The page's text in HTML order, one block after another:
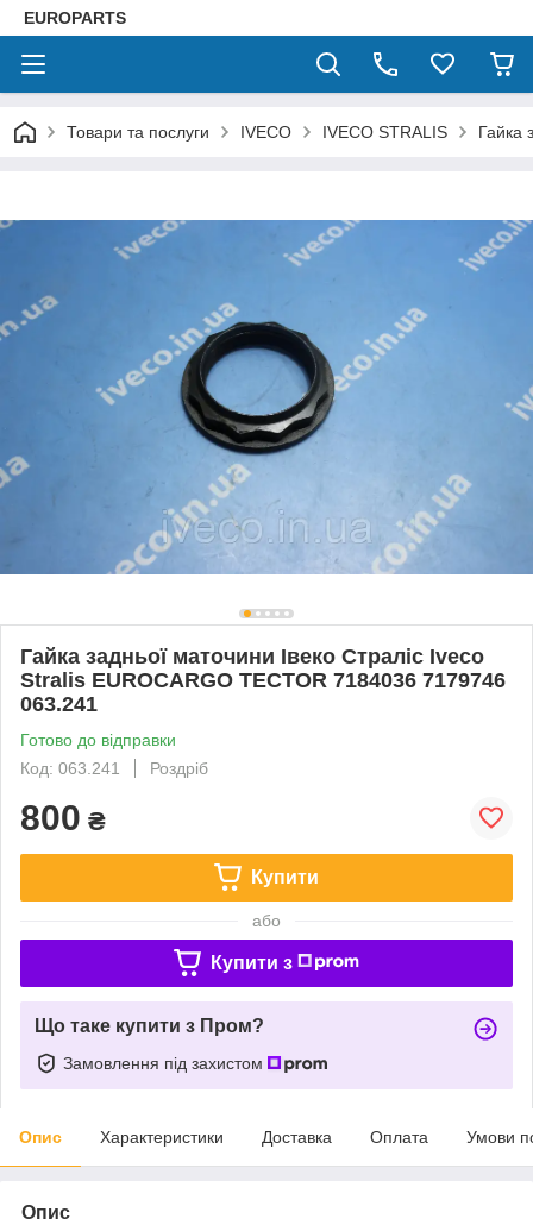
EUROPARTS
Товари та послуги IVECO IVECO STRALIS Гайка
Гайка задньої маточини Івеко Страліс Iveco
Stralis EUROCARGO TECTOR 7184036 7179746
063.241
Готово до відправки
Код: 063.241
Роздріб
800 ₴
Купити
або
Купити з
Що таке купити з Пром?
Замовлення під захистом
Опис Характеристики Доставка Оплата Умови
Опис